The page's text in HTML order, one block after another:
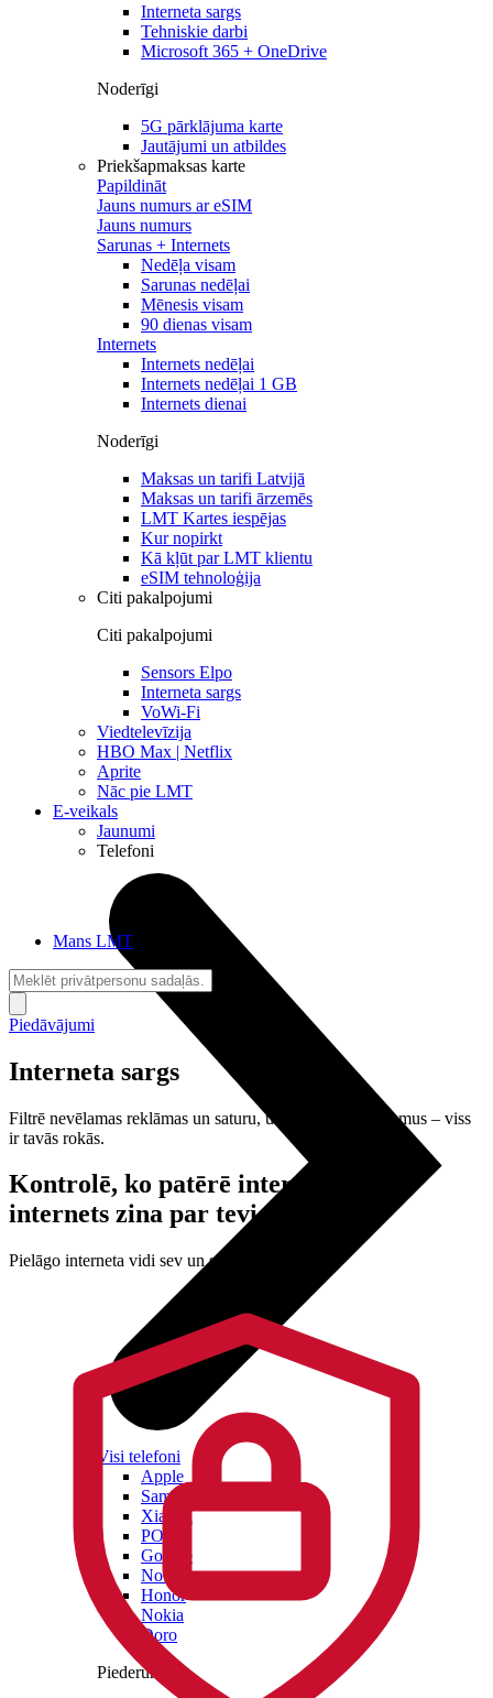
Interneta sargs
Tehniskie darbi
Microsoft 365 + OneDrive
Noderīgi
5G pārklājuma karte
Jautājumi un atbildes
Priekšapmaksas karte
Papildināt
Jauns numurs ar eSIM
Jauns numurs
Sarunas + Internets
Nedēļa visam
Sarunas nedēļai
Mēnesis visam
90 dienas visam
Internets
Internets nedēļai
Internets nedēļai 1 GB
Internets dienai
Noderīgi
Maksas un tarifi Latvijā
Maksas un tarifi ārzemēs
LMT Kartes iespējas
Kur nopirkt
Kā kļūt par LMT klientu
eSIM tehnoloģija
Citi pakalpojumi
Citi pakalpojumi
Sensors Elpo
Interneta sargs
VoWi-Fi
Viedtelevīzija
HBO Max | Netflix
Aprite
Nāc pie LMT
E-veikals
Jaunumi
Telefoni
Visi telefoni
Apple
Samsung
Xiaomi
POCO
Google
Nothing
Honor
Nokia
Doro
Piederumi
Mans LMT
Piedāvājumi
Interneta sargs
Filtrē nevēlamas reklāmas un saturu, uzraugi apdraudējumus – viss
ir tavās rokās.
Kontrolē, ko patērē internetā un ko
internets zina par tevi
Pielāgo interneta vidi sev un savai ģimenei.